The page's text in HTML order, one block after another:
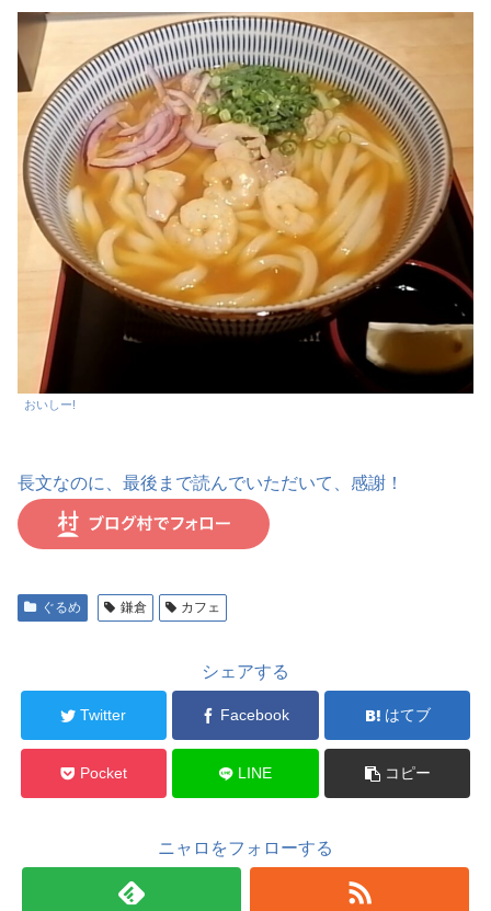
おいしー!
長文なのに、最後まで読んでいただいて、感謝！
ぐるめ 鎌倉 カフェ
シェアする
Twitter Facebook はてブ
Pocket LINE コピー
ニャロをフォローする